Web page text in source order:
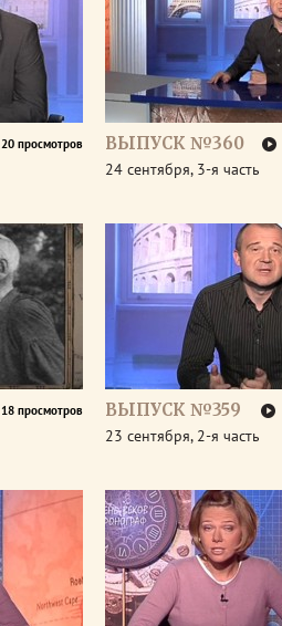
20 просмотров ВЫПУСК №360
24 сентября, 3-я часть
18 просмотров ВЫПУСК №359
23 сентября, 2-я часть